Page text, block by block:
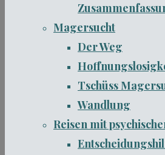
Magersucht
Der Weg
Tschüss
Wandlung
Reisen mit